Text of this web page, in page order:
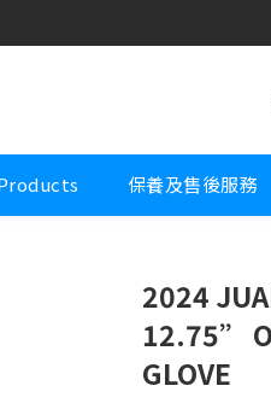
Sports Premium
保養及售後服務
2024
12.75”
GLOVE